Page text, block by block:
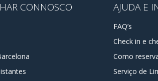
CONNOSCO AJUDA E
FAQ’s
Check in e
Como
Serviço de